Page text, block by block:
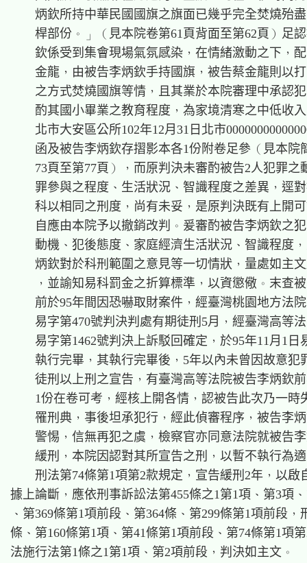
炳欽所持中華民國國旗之旗面已幾乎完全焚燒殆
桿部份。」（見本院卷第61頁背面至第62頁）足
欽係受到集會現場氣氛感染，在情緒激動之下，
金龍，由被告李炳欽手持國旗，被告蔡金龍則以
之方式焚燒國旗等情，且其業於本院審理中承認
酌其國小畢業之教育程度，為家境清寒之中低收
北市大安區公所102年12月31日北市
函及被告李炳欽存摺影本各1份附卷足參（見本院
73頁至第77頁），而原判決未審酌被告2人犯罪之
罪參與之程度、生活狀況、智識程度之差異，逕
科以相同之刑度，尚有未妥，是原判決既有上開
自應由本院予以撤銷改判。爰審酌被告李炳欽之
動機、犯後態度、家庭經濟生活狀況、智識程度
炳欽對於科刑範圍之意見等一切情狀，量處如主
，並諭知易科罰金之折算標準，以資懲儆。末查
前於95年間因恐嚇取財案件，經臺灣桃園地方法
易字第470號判決判處有期徒刑5月，經臺灣高等
易字第1462號判決上訴駁回確定，於95年11月1日
執行完畢，其執行完畢後，5年以內未曾因故意犯
徒刑以上刑之宣告，有臺灣高等法院被告李炳欽
1份在卷可考，經核上開各情，認被告此次乃一時
罹刑典，事後坦承犯行，經此偵審程序，被告李
警惕，信無再犯之虞，檢察官亦同意法院就被告
緩刑，本院因認對其所宣告之刑，以暫不執行為
刑法第74條第1項第2款規定，宣告緩刑2年，以啟
據上論斷，應依刑事訴訟法第455條之1第1項、第3項
、第369條第1項前段、第364條、第299條第1項前段，
條、第160條第1項、第41條第1項前段、第74條第1項
法施行法第1條之1第1項、第2項前段，判決如主文。